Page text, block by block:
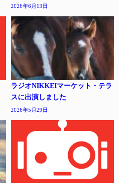
2026年6月13日
ラジオNIKKEIマーケット・テラ
スに出演しました
2026年5月29日